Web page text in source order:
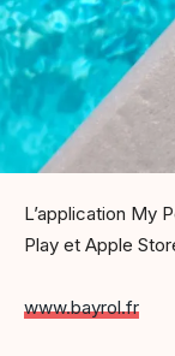
L’application My
Play et Apple
www.bayrol.fr